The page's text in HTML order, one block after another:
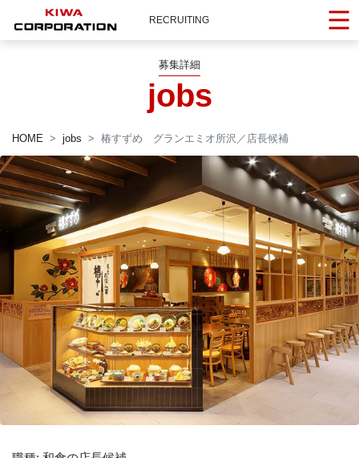
RECRUITING
募集詳細
jobs
HOME jobs 椿すずめ グランエミオ所沢／店長候補